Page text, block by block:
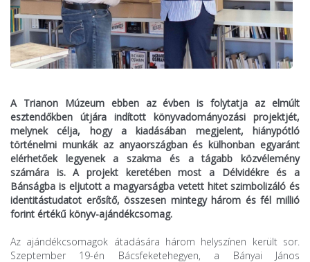
A Trianon Múzeum ebben az évben is folytatja az elmúlt
esztendőkben útjára indított könyvadományozási projektjét,
melynek célja, hogy a kiadásában megjelent, hiánypótló
történelmi munkák az anyaországban és külhonban egyaránt
elérhetőek legyenek a szakma és a tágabb közvélemény
számára is. A projekt keretében most a Délvidékre és a
Bánságba is eljutott a magyarságba vetett hitet szimbolizáló és
identitástudatot erősítő, összesen mintegy három és fél millió
forint értékű könyv-ajándékcsomag.
Az ajándékcsomagok átadására három helyszínen került sor.
Szeptember 19-én Bácsfeketehegyen, a Bányai János